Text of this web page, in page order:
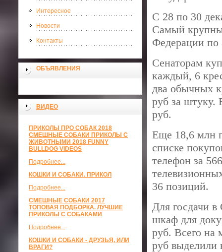
Интересное
Новости
Контакты
ОБЪЯВЛЕНИЯ
ВИДЕО
ПРИКОЛЫ ПРО СОБАК 2018
СМЕШНЫЕ СОБАКИ ПРИКОЛЫ С
ЖИВОТНЫМИ 2018 FUNNY
BULLDOG VIDEOS
Подробнее...
КОШКИ И СОБАКИ. ПРИКОЛ
Подробнее...
СМЕШНЫЕ СОБАКИ 2017
ТОПОВАЯ ПОДБОРКА. ЛУЧШИЕ
ПРИКОЛЫ С СОБАКАМИ
Подробнее...
КОШКИ И СОБАКИ - ДРУЗЬЯ, ИЛИ
ВРАГИ?
С 28 по 30
Самый
Федерации по
Сенаторам
каждый, 6
два обычных
руб за штуку.
руб.
Еще 18,6 млн
списке
телефон за
36 позиций.
Для госдачи в
шкаф для
руб. Всего на
руб